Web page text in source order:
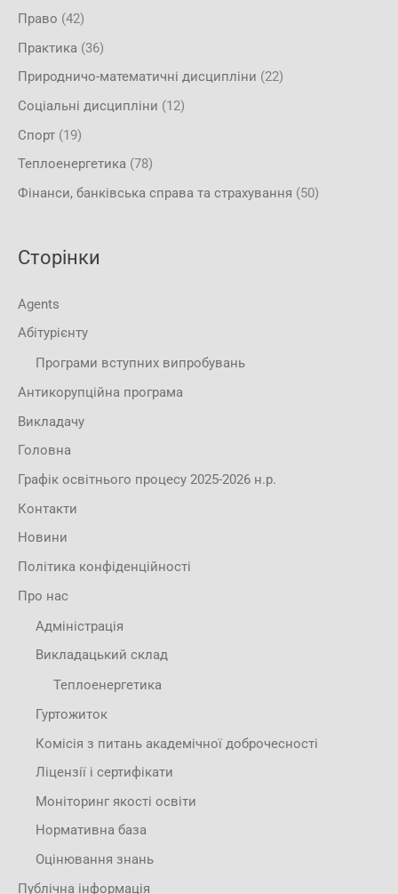
Право (42)
Практика (36)
Природничо-математичні дисципліни (22)
Соціальні дисципліни (12)
Спорт (19)
Теплоенергетика (78)
Фінанси, банківська справа та страхування (50)
Сторінки
Agents
Абітурієнту
Програми вступних випробувань
Антикорупційна програма
Викладачу
Головна
Графік освітнього процесу 2025-2026 н.р.
Контакти
Новини
Політика конфіденційності
Про нас
Адміністрація
Викладацький склад
Теплоенергетика
Гуртожиток
Комісія з питань академічної доброчесності
Ліцензії і сертифікати
Моніторинг якості освіти
Нормативна база
Оцінювання знань
Публічна інформація